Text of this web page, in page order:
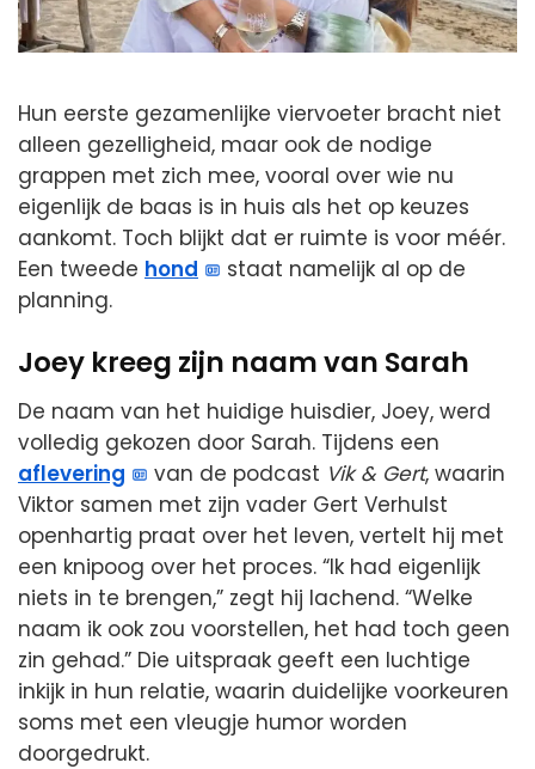
Hun eerste gezamenlijke viervoeter bracht niet
alleen gezelligheid, maar ook de nodige
grappen met zich mee, vooral over wie nu
eigenlijk de baas is in huis als het op keuzes
aankomt. Toch blijkt dat er ruimte is voor méér.
Een tweede hond
staat namelijk al op de
planning.
Joey kreeg zijn naam van Sarah
De naam van het huidige huisdier, Joey, werd
volledig gekozen door Sarah. Tijdens een
aflevering
van de podcast Vik & Gert, waarin
Viktor samen met zijn vader Gert Verhulst
openhartig praat over het leven, vertelt hij met
een knipoog over het proces. “Ik had eigenlijk
niets in te brengen,” zegt hij lachend. “Welke
naam ik ook zou voorstellen, het had toch geen
zin gehad.” Die uitspraak geeft een luchtige
inkijk in hun relatie, waarin duidelijke voorkeuren
soms met een vleugje humor worden
doorgedrukt.